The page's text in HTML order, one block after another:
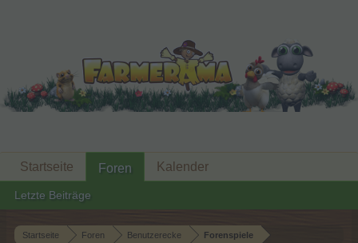
Startseite Foren Benutzerecke Forenspiele
Startseite Foren
Letzte Beiträge
Kalender